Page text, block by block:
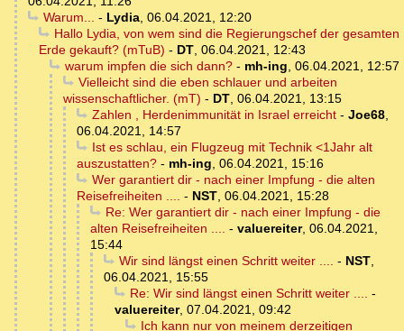
Warum...
- Lydia, 06.04.2021, 12:20
Hallo Lydia, von wem sind die Regierungschef der gesamten
Erde gekauft? (mTuB) - DT 06.04.2021, 12:43
warum impfen die sich dann?- mh-ing 06.04.2021, 12:57
Vielleicht sind die eben schlauer und arbeiten
wissenschaftlicher. (mT) - DT 06.04.2021, 13:15
Zahlen , Herdenimmunität in Israel erreicht- Joe68,
06.04.2021, 14:57
Ist es schlau, ein Flugzeug mit Technik <1Jahr alt
auszustatten? - mh-ing 06.04.2021, 15:16
Wer garantiert dir - nach einer Impfung - die alten
Reisefreiheiten ....
- NST 06.04.2021, 15:28
Re: Wer garantiert dir - nach einer Impfung - die
alten Reisefreiheiten ....
- valuereiter, 06.04.2021,
15:44
Wir sind längst einen Schritt weiter ....
- NST,
06.04.2021, 15:55
Re: Wir sind längst einen Schritt weiter ....
-
valuereiter, 07.04.2021, 09:42
Ich kann nur von meinem derzeitigen